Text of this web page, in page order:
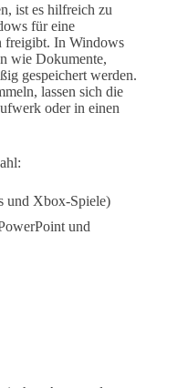
ist es hilfreich zu
für eine
freigibt. In Windows
wie Dokumente,
gespeichert werden.
lassen sich die
oder in einen
und Xbox-Spiele)
und